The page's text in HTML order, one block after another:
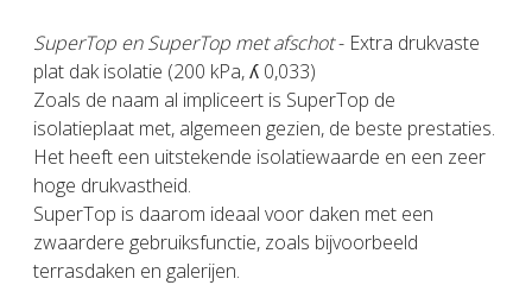
SuperTop en SuperTop met afschot- Extra drukvaste
plat dak isolatie (200 kPa, ʎ 0,033)
Zoals de naam al impliceert is SuperTop de
isolatieplaat met, algemeen gezien, de beste prestaties.
Het heeft een uitstekende isolatiewaarde en een zeer
hoge drukvastheid.
SuperTop is daarom ideaal voor daken met een
zwaardere gebruiksfunctie, zoals bijvoorbeeld
terrasdaken en galerijen.